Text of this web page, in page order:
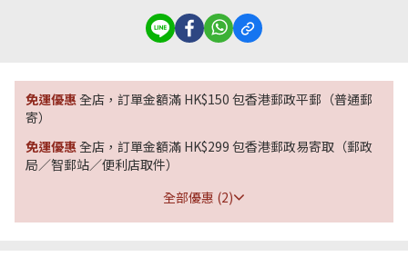
免運優惠全店，訂單金額滿 HK$150 包香港郵政平郵（普通郵
寄）
免運優惠全店，訂單金額滿 HK$299 包香港郵政易寄取（郵政
局／智郵站／便利店取件）
全部優惠 (2)